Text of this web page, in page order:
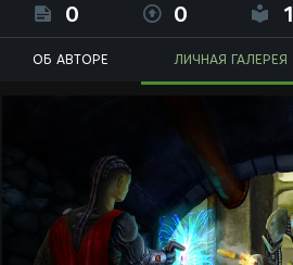
0 0 1
ОБ АВТОРЕ ЛИЧНАЯ ГАЛЕРЕЯ